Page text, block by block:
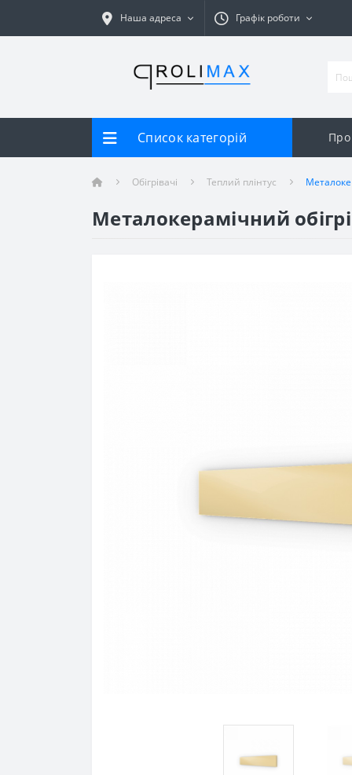
Наша адреса Графік роботи
Список категорій
Обігрівачі Теплий плінтус
Металокерамічний